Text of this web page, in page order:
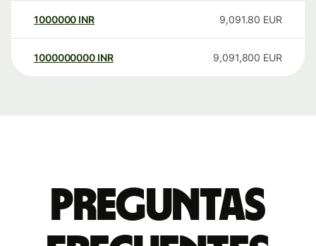
1000000 INR 9,091.80 EUR
1000000000 INR 9,091,800 EUR
Preguntas